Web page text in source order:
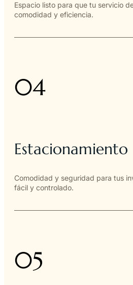
Espacio listo para que tu servicio
comodidad y eficiencia.
04
Estacionamiento
Comodidad y seguridad para tus
fácil y controlado.
05